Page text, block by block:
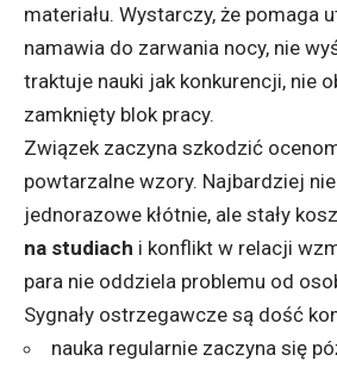
materiału. Wystarczy, że pomaga
namawia do zarwania nocy, nie
traktuje nauki jak konkurencji, nie
zamknięty blok pracy.
Związek zaczyna szkodzić
powtarzalne wzory. Najbardziej
jednorazowe kłótnie, ale stały
na studiach i konflikt w relacji
para nie oddziela problemu od
Sygnały ostrzegawcze są dość
nauka regularnie zaczyna się